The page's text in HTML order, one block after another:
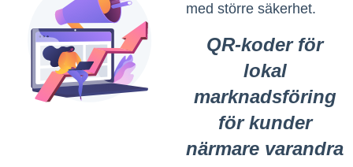
med större säkerhet.
QR-koder för
lokal
marknadsföring
för kunder
närmare varandra